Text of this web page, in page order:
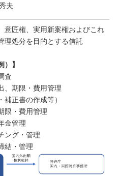
夫
意匠権、実用新案権およびこれ
理処分を目的とする信託
）】
査
、期限・費用管理
正書の作成等）
限・費用管理
金管理
ング・管理
結・管理